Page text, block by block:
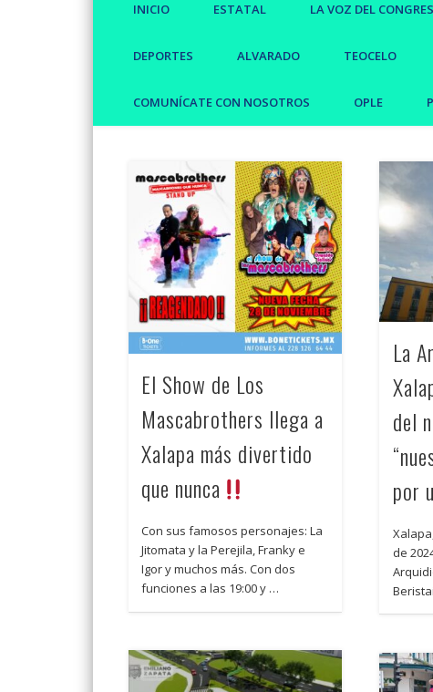
INICIO ESTATAL LA VOZ DEL
DEPORTES ALVARADO TEOCELO
COMUNÍCATE CON NOSOTROS OPLE
El Show de Los
Mascabrothers llega a
Xalapa más divertido
que nunca
Con sus famosos personajes: La
Jitomata y la Perejila, Franky e
Igor y muchos más. Con dos
funciones a las 19:00 y …
La
del
por
de